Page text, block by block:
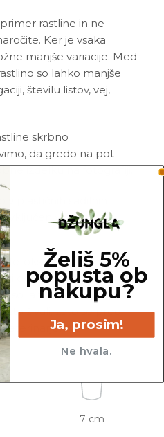
rastline in ne
Ker je vsaka
manjše variacije. Med
so lahko manjše
številu listov, vej,
skrbno
da gredo na pot
izdelku na fotografiji.
plastičnih sadilnih
vključen v ceno.
prijazne za
dostopnih spletnih
so lahko še vedno
živali, zato se pred
7 cm
Želiš 5%
popusta ob
nakupu?
Ja, prosim!
Ne hvala.